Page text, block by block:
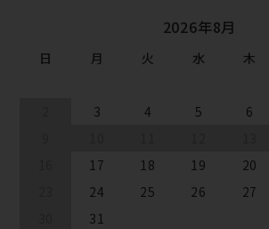
2026年8月
日 月 火 水 木
3 4 5 6
17 18 19 20
24 25 26 27
31